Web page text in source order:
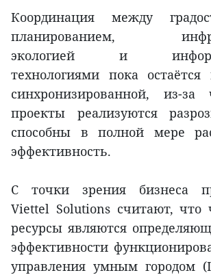
Координация между
планированием,
экологией и
технологиями пока остаётся
синхронизированной, из-за
проекты реализуются
способны в полной мере
эффективность.
С точки зрения бизнеса
Viettel Solutions считают, что
ресурсы являются
эффективности
управления умным городом